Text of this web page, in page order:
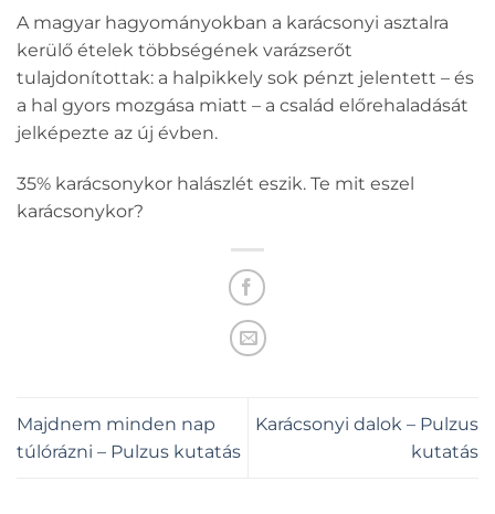
A magyar hagyományokban a karácsonyi asztalra
kerülő ételek többségének varázserőt
tulajdonítottak: a halpikkely sok pénzt jelentett – és
a hal gyors mozgása miatt – a család előrehaladását
jelképezte az új évben.
35% karácsonykor halászlét eszik. Te mit eszel
karácsonykor?
Majdnem minden nap
túlórázni – Pulzus kutatás
Karácsonyi dalok – Pulzus
kutatás